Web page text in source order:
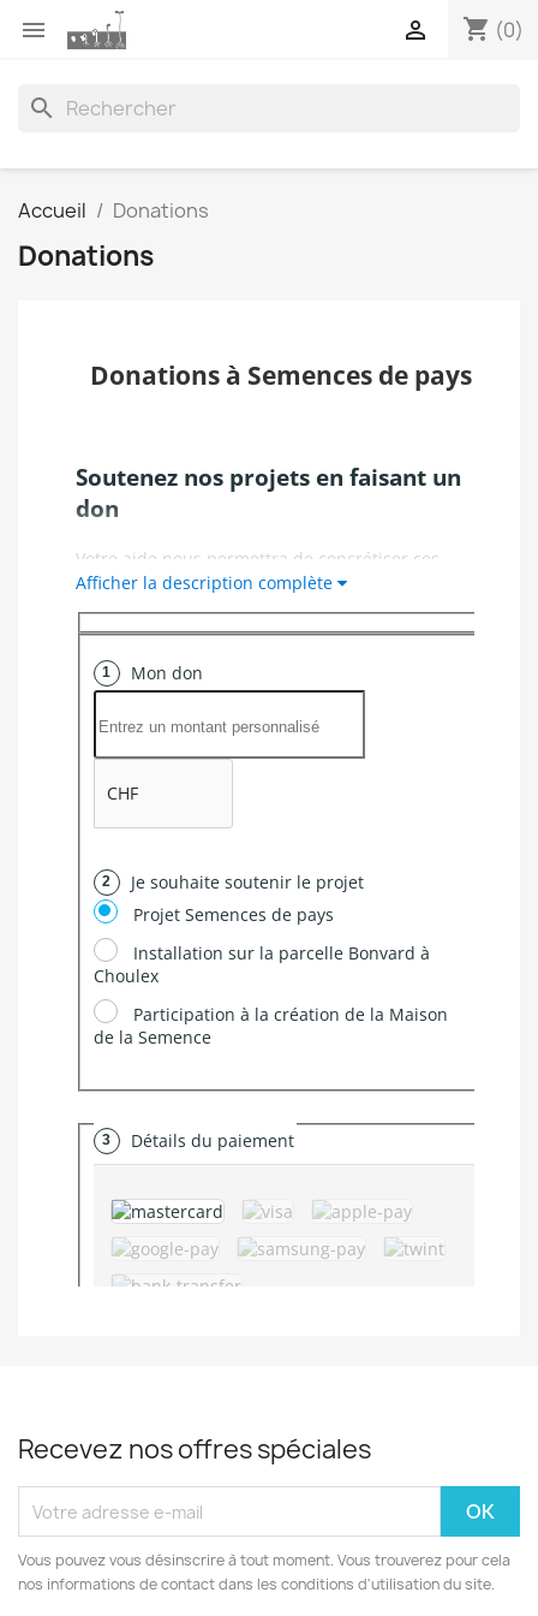
 shopping_cart (0)

search
Accueil Donations
Donations
Recevez nos offres spéciales
Vous pouvez vous désinscrire à tout moment. Vous trouverez pour cela
nos informations de contact dans les conditions d'utilisation du site.